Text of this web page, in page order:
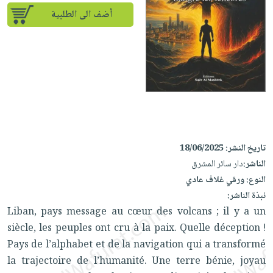
إختيارات
كتب
أكاديمية
صندوق
حدود
أسئلة
يتكرر
طرحها
Android
تحميل
iKitab
على
Apple
أسئلة
يتكرر
طرحها
تحميل
masmu3
على
masmu3
على
Apple
المواضيع
الأكثر
مبيعاً
وسائل
تعليمية
جوائز
تعليمية
الصحة
والعناية
الشخصية
جديد
أجهزة
العناية
الشخصية
العناية
وتصفيف
الشعر
العناية
بالجسم
المطبخ
والسفرة
جديد
الكل
أواني
الطهي
أدوات
متجر
الهدايا
أقسام
أضف الى الطلبية
تاريخ النشر:18/06/2025
الناشر:دار سائر المشرق
النوع:ورقي غلاف عادي
نبذة الناشر:
Liban, pays message au cœur des volcans ; il y a un
siècle, les peuples ont cru à la paix. Quelle déception !
Pays de l’alphabet et de la navigation qui a transformé
la trajectoire de l’humanité. Une terre bénie, joyau